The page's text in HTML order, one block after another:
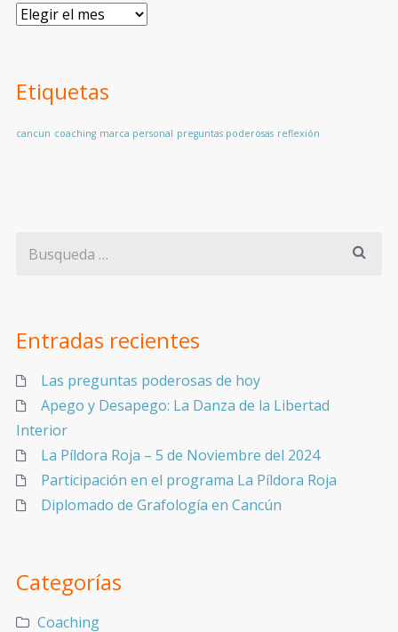
Etiquetas
cancun coaching marca personal preguntas poderosas reflexión
Entradas recientes
Las preguntas poderosas de hoy
Apego y Desapego: La Danza de la Libertad
Interior
La Píldora Roja – 5 de Noviembre del 2024
Participación en el programa La Píldora Roja
Diplomado de Grafología en Cancún
Categorías
Coaching